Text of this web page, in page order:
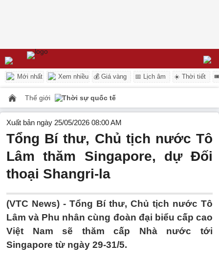
Mới nhất Xem nhiều 💰 Giá vàng 📅 Lịch âm ☀️ Thời tiết
Thế giới Thời sự quốc tế
Xuất bản ngày 25/05/2026 08:00 AM
Tổng Bí thư, Chủ tịch nước Tô
Lâm thăm Singapore, dự Đối
thoại Shangri-la
(VTC News) - Tổng Bí thư, Chủ tịch nước Tô
Lâm và Phu nhân cùng đoàn đại biểu cấp cao
Việt Nam sẽ thăm cấp Nhà nước tới
Singapore từ ngày 29-31/5.